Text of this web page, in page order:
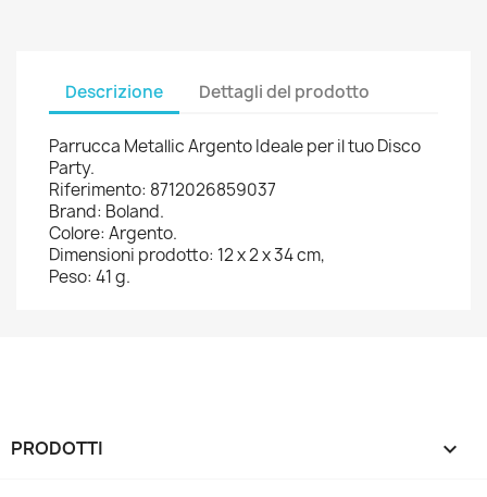
Descrizione Dettagli del prodotto
Parrucca Metallic Argento Ideale per il tuo Disco
Party.
Riferimento: 8712026859037
Brand: Boland.
Colore: Argento.
Dimensioni prodotto: 12 x 2 x 34 cm,
Peso: 41 g.
PRODOTTI 